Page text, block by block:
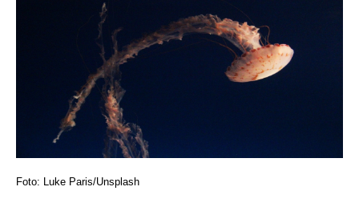
Foto: Luke Paris/Unsplash